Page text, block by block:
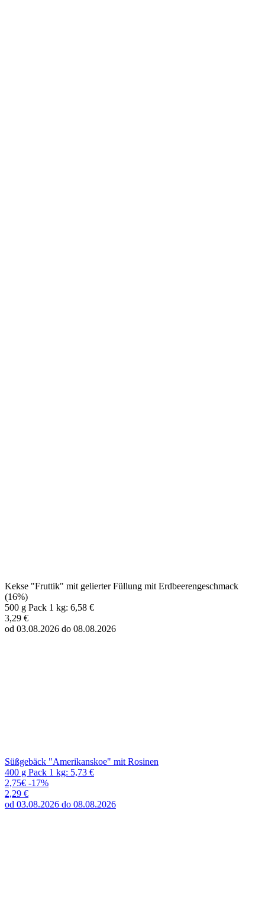
Kekse "Fruttik" mit gelierter Füllung mit Erdbeerengeschmack
(16%)
500 g Pack 1 kg: 6,58 €
3,29 €
od 03.08.2026 do 08.08.2026
Süßgebäck "Amerikanskoe" mit Rosinen
400 g Pack 1 kg: 5,73 €
2,75€ -17%
2,29 €
od 03.08.2026 do 08.08.2026